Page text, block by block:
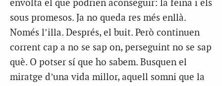
envolta el que podrien aconseguir: la feina i els
sous promesos. Ja no queda res més enllà.
Només l’illa. Després, el buit. Però continuen
corrent cap a no se sap on, perseguint no se sap
què. O potser sí que ho sabem. Busquen el
miratge d’una vida millor, aquell somni que la